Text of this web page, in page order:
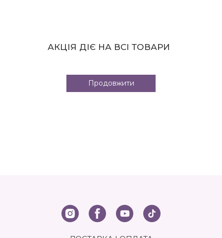
АКЦІЯ ДІЄ НА ВСІ ТОВАРИ
Продовжити